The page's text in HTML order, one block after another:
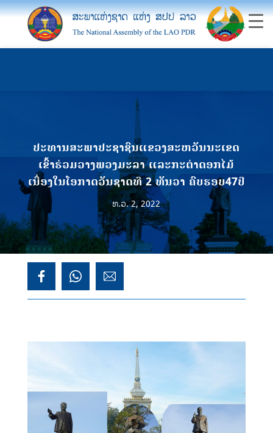
ປະທານສະພາປະຊາຊົນແຂວງສະຫວັນນະເຂດ
ເຂົ້າຮ່ວມວາງພວງມະລາ ແລະກະຕ່າດອກໄມ້
ເນື່ອງໃນໂອກາດວັນຊາດທີ 2 ທັນວາ ຄົບຮອບ47ປີ
ທ.ວ. 2, 2022